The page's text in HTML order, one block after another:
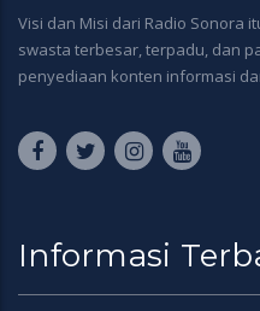
Visi dan Misi dari Radio Sonora
swasta terbesar, terpadu, dan
penyediaan konten informasi
Informasi